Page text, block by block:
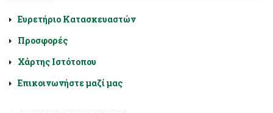
Ευρετήριο Κατασκευαστών
Προσφορές
Χάρτης Ιστότοπου
Επικοινωνήστε μαζί μας